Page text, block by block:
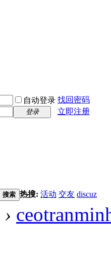
自动登录 找回密码
登录 立即注册
搜索 热搜: 活动 交友 discuz
›